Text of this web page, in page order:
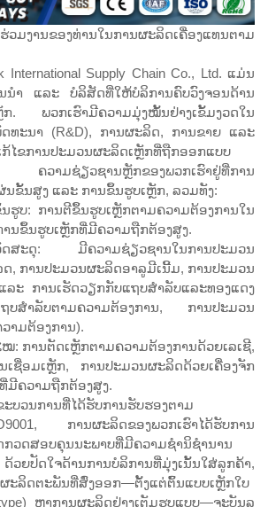
ວມງານຂອງທ່ານໃນການຜະລິດເຄື່ອງແທນຕາມ
International Supply Chain Co., Ltd. ແມ່ນ
ນຳ ແລະ ບໍລິສັດທີ່ໃຫ້ບໍລິການຄົບວົງຈອນດ້ານ
ກ. ພວກເຮົາມີຄວາມມຸ່ງໝັ້ນຢ່າງເຂັ້ມງວດໃນ
ທະນາ (R&D), ການຜະລິດ, ການຂາຍ ແລະ
ໄຂການປະມວນຜະລິດເຫຼັກທີ່ຖືກອອກແບບ
. ຄວາມຊ່ຽວຊານຫຼັກຂອງພວກເຮົາຢູ່ທີ່ການ
ຂັ້ນສູງ ແລະ ການຂຶ້ນຮູບເຫຼັກ, ລວມທັງ:
ຮູບ: ການຕີຂຶ້ນຮູບເຫຼັກຕາມຄວາມຕ້ອງການໃນ
ນຂຶ້ນຮູບເຫຼັກທີ່ມີຄວາມຖືກຕ້ອງສູງ.
ວັດສະດຸ: ມີຄວາມຊ່ຽວຊານໃນການປະມວນ
, ການປະມວນຜະລິດອາລູມີເນີ້ມ, ການປະມວນ
ະ ການເຮັດວຽກກັບແຖບສຳລັບແລະທອງແດງ
ຖບສຳລັບຕາມຄວາມຕ້ອງການ, ການປະມວນ
າມຕ້ອງການ).
: ການຕັດເຫຼັກຕາມຄວາມຕ້ອງການດ້ວຍເລເຊີ,
ເຊື່ອມເຫຼັກ, ການປະມວນຜະລິດດ້ວຍເຄື່ອງຈັກ
ມີຄວາມຖືກຕ້ອງສູງ.
ະບວນການທີ່ໄດ້ຮັບການຮັບຮອງຕາມ
ການຜະລິດຂອງພວກເຮົາໄດ້ຮັບການ
ວດສອບຄຸນນະພາບທີ່ມີຄວາມຊຳນິຊຳນານ
ວຍປັດໃຈດ້ານການບໍລິການທີ່ມຸ່ງເນັ້ນໃສ່ລູກຄ້າ,
ະລິດຕະພັນທີ່ສົ່ງອອກ—ຕັ້ງແຕ່ຕົ້ນແບບເຫຼັກໃບ
ຫາການຜະລິດຢ່າງເຕັມຮູບແບບ—ຈະບັນລຸ